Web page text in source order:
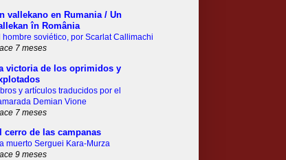
vallekano en Rumania / Un
în România
hombre soviético, por Scarlat Callimachi
7 meses
victoria de los oprimidos y
y artículos traducidos por el
Demian Vione
7 meses
cerro de las campanas
muerto Serguei Kara-Murza
9 meses